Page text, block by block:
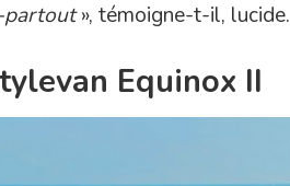
partout», témoigne-t-il, lucide.
Equinox II